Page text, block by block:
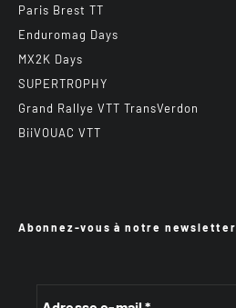
Paris Brest TT
Enduromag Days
MX2K Days
SUPERTROPHY
Grand Rallye VTT TransVerdon
BiiVOUAC VTT
Abonnez-vous à notre newsletter